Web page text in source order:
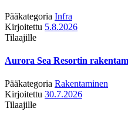
Pääkategoria Infra
Kirjoitettu 5.8.2026
Tilaajille
Aurora Sea Resortin
Pääkategoria Rakentaminen
Kirjoitettu 30.7.2026
Tilaajille